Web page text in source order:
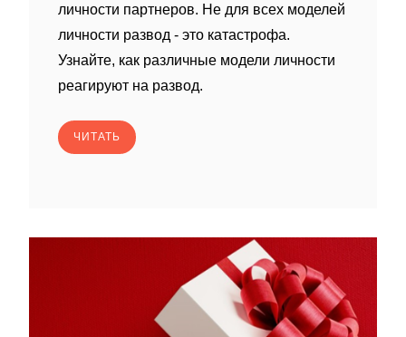
личности партнеров. Не для всех моделей
личности развод - это катастрофа.
Узнайте, как различные модели личности
реагируют на развод.
ЧИТАТЬ